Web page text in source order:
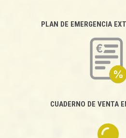
PLAN DE EMERGENCIA
CUADERNO DE VENTA